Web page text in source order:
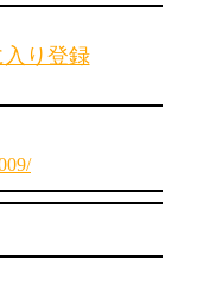
入り登録